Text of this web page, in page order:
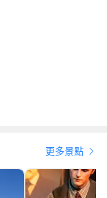
外名人雕塑。湖心
然水景疊加的獨特
貫通相連。傍晚時
更多景點